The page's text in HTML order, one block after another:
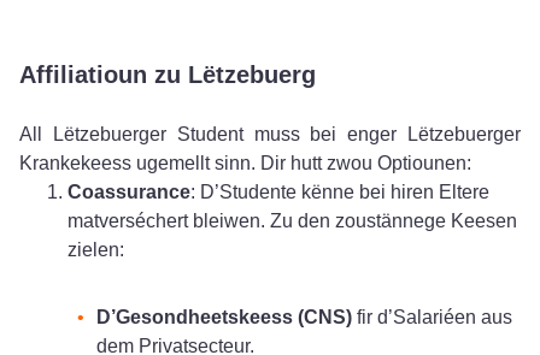
Affiliatioun zu Lëtzebuerg
All Lëtzebuerger Student muss bei enger Lëtzebuerger
Krankekeess ugemellt sinn. Dir hutt zwou Optiounen:
Coassurance: D’Studente kënne bei hiren Eltere
matverséchert bleiwen. Zu den zoustännege Keesen
zielen:
D’Gesondheetskeess (CNS) fir d’Salariéen aus
dem Privatsecteur.